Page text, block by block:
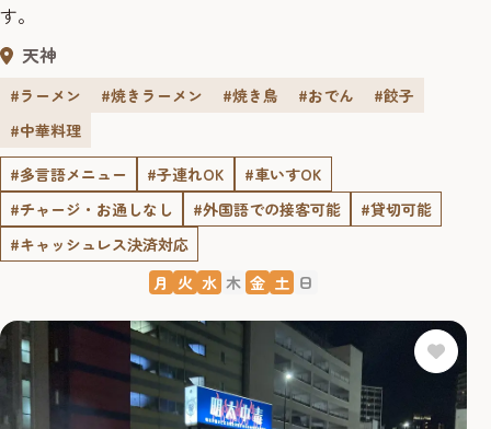
す。
天神
#ラーメン #焼きラーメン #焼き鳥 #おでん
#餃子
#中華料理
#多言語メニュー
#子連れOK
#車いすOK
#チャージ・お通しなし
#外国語での接客可能
#貸切可能
#キャッシュレス決済対応
月 火 水 木 金 土 日